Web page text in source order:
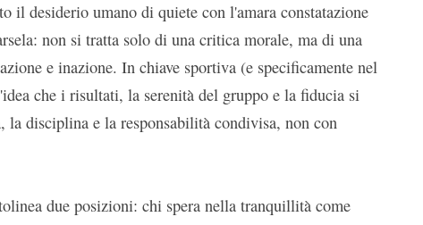
il desiderio umano di quiete con l'amara constatazione
non si tratta solo di una critica morale, ma di una
e inazione. In chiave sportiva (e specificamente nel
che i risultati, la serenità del gruppo e la fiducia si
la disciplina e la responsabilità condivisa, non con
due posizioni: chi spera nella tranquillità come